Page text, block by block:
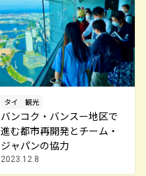
タイ 観光
バンコク・バンスー地区で
進む都市再開発とチーム・
ジャパンの協力
2023.12.8